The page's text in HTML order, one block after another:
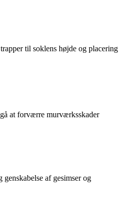
til soklens højde og placering
at forværre murværksskader
af gesimser og